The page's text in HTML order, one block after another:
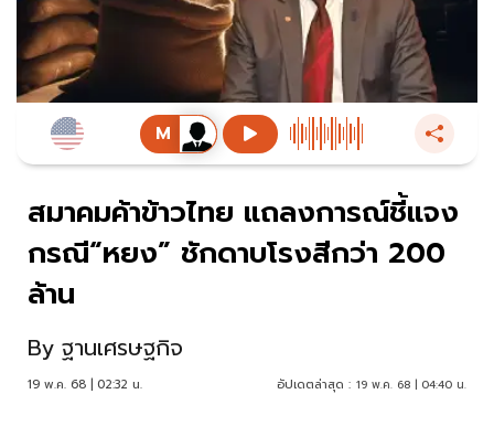
สมาคมค้าข้าวไทย แถลงการณ์ชี้แจง
กรณี“หยง” ชักดาบโรงสีกว่า 200
ล้าน
By ฐานเศรษฐกิจ
19 พ.ค. 68 | 02:32 น. อัปเดตล่าสุด : 19 พ.ค. 68 | 04:40 น.